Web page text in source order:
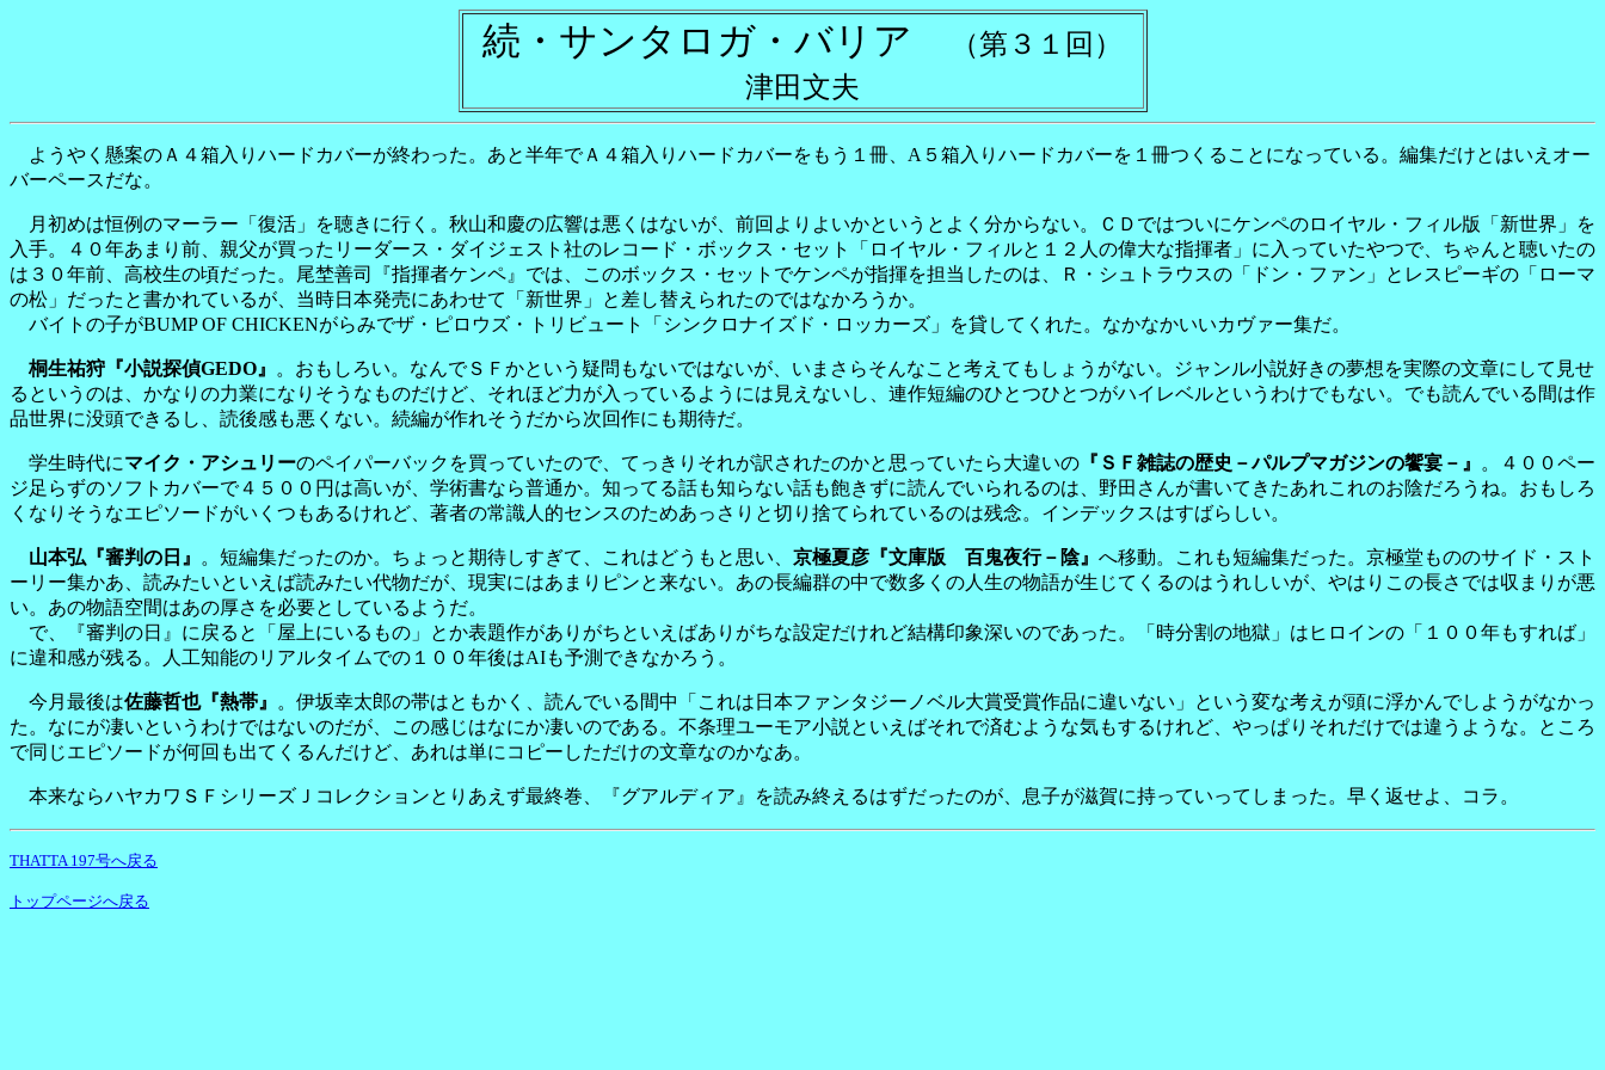
続・サンタロガ・バリア
（第３１回）
津田文夫
ようやく懸案のＡ４箱入りハードカバーが終わった。あと半年でＡ４箱入りハードカバーをもう１冊、A５箱入りハードカバーを１冊つくることになっている。編集だけとはいえオー
バーペースだな。
月初めは恒例のマーラー「復活」を聴きに行く。秋山和慶の広響は悪くはないが、前回よりよいかというとよく分からない。ＣＤではついにケンペのロイヤル・フィル版「新世界」を
入手。４０年あまり前、親父が買ったリーダース・ダイジェスト社のレコード・ボックス・セット「ロイヤル・フィルと１２人の偉大な指揮者」に入っていたやつで、ちゃんと聴いたの
は３０年前、高校生の頃だった。尾埜善司『指揮者ケンペ』では、このボックス・セットでケンペが指揮を担当したのは、Ｒ・シュトラウスの「ドン・ファン」とレスピーギの「ローマ
の松」だったと書かれているが、当時日本発売にあわせて「新世界」と差し替えられたのではなかろうか。
バイトの子がBUMP OF CHICKENがらみでザ・ピロウズ・トリビュート「シンクロナイズド・ロッカーズ」を貸してくれた。なかなかいいカヴァー集だ。
桐生祐狩『小説探偵GEDO』
。おもしろい。なんでＳＦかという疑問もないではないが、いまさらそんなこと考えてもしょうがない。ジャンル小説好きの夢想を実際の文章にして見せ
るというのは、かなりの力業になりそうなものだけど、それほど力が入っているようには見えないし、連作短編のひとつひとつがハイレベルというわけでもない。でも読んでいる間は作
品世界に没頭できるし、読後感も悪くない。続編が作れそうだから次回作にも期待だ。
学生時代にマイク・アシュリーのペイパーバックを買っていたので、てっきりそれが訳されたのかと思っていたら大違いの 『ＳＦ雑誌の歴史－パルプマガジンの饗宴－』
。４００ペー
ジ足らずのソフトカバーで４５００円は高いが、学術書なら普通か。知ってる話も知らない話も飽きずに読んでいられるのは、野田さんが書いてきたあれこれのお陰だろうね。おもしろ
くなりそうなエピソードがいくつもあるけれど、著者の常識人的センスのためあっさりと切り捨てられているのは残念。インデックスはすばらしい。
山本弘『審判の日』 。短編集だったのか。ちょっと期待しすぎて、これはどうもと思い、 京極夏彦『文庫版 百鬼夜行－陰』 へ移動。これも短編集だった。京極堂もののサイド・スト
ーリー集かあ、読みたいといえば読みたい代物だが、現実にはあまりピンと来ない。あの長編群の中で数多くの人生の物語が生じてくるのはうれしいが、やはりこの長さでは収まりが悪
い。あの物語空間はあの厚さを必要としているようだ。
で、『審判の日』に戻ると「屋上にいるもの」とか表題作がありがちといえばありがちな設定だけれど結構印象深いのであった。「時分割の地獄」はヒロインの「１００年もすれば」
に違和感が残る。人工知能のリアルタイムでの１００年後はAIも予測できなかろう。
今月最後は佐藤哲也『熱帯』
。伊坂幸太郎の帯はともかく、読んでいる間中「これは日本ファンタジーノベル大賞受賞作品に違いない」という変な考えが頭に浮かんでしようがなかっ
た。なにが凄いというわけではないのだが、この感じはなにか凄いのである。不条理ユーモア小説といえばそれで済むような気もするけれど、やっぱりそれだけでは違うような。ところ
で同じエピソードが何回も出てくるんだけど、あれは単にコピーしただけの文章なのかなあ。
本来ならハヤカワＳＦシリーズＪコレクションとりあえず最終巻、『グアルディア』を読み終えるはずだったのが、息子が滋賀に持っていってしまった。早く返せよ、コラ。
THATTA 197号へ戻る
トップページへ戻る